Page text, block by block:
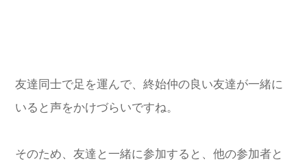
友達同士で足を運んで、終始仲の良い友達が一緒に
いると声をかけづらいですね。
そのため、友達と一緒に参加すると、他の参加者と